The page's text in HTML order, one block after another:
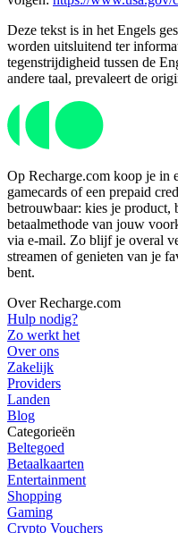
Deze tekst is in het Engels
worden uitsluitend ter
tegenstrijdigheid tussen de
andere taal, prevaleert de
Op Recharge.com koop je in
gamecards of een prepaid
betrouwbaar: kies je product,
betaalmethode van jouw
via e-mail. Zo blijf je overal
streamen of genieten van je
bent.
Over Recharge.com
Hulp nodig?
Zo werkt het
Over ons
Zakelijk
Providers
Landen
Blog
Categorieën
Beltegoed
Betaalkaarten
Entertainment
Shopping
Gaming
Crypto Vouchers